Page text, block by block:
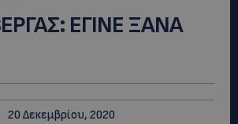
ΕΓΙΝΕ ΞΑΝΑ
20 Δεκεμβρίου, 2020